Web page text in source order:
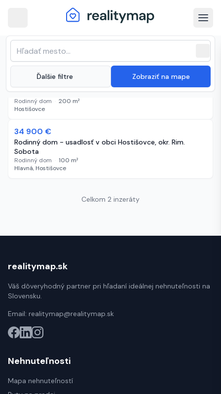
Ďalšie filtre Zobraziť na mape
Hostišovce · Najnovšie nehnuteľnosti
na predaj
(2 inzeráty)
Zoradenie zoznamu
-23 000 €
62 000 €
Dvojgeneračný dom pri Teplom Vrchu
Rodinný dom · 200 m²
Hostišovce
1176 dní
34 900 €
Rodinný dom - usadlosť v obci Hostišovce, okr. Rim.
Sobota
Rodinný dom · 100 m²
Hlavná, Hostišovce
Celkom 2 inzeráty
realitymap.sk
Váš dôveryhodný partner pri hľadaní ideálnej nehnuteľnosti na
Slovensku.
Email: realitymap@realitymap.sk
Nehnuteľnosti
Mapa nehnuteľností